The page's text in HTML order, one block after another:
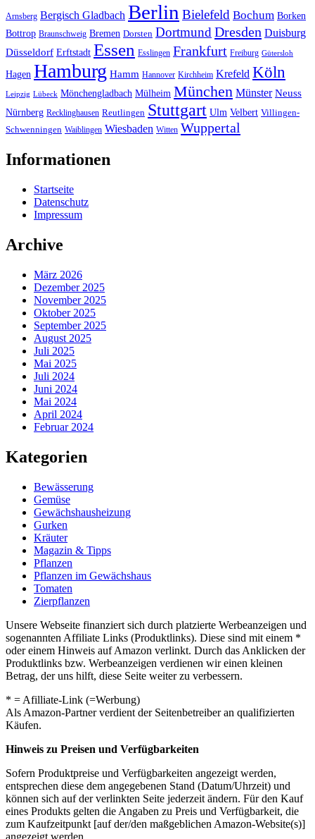
Arnsberg Bergisch Gladbach Berlin Bielefeld Bochum Borken
Bottrop Braunschweig Bremen Dorsten DortmundDresden Duisburg
Düsseldorf Erftstadt Essen Esslingen Frankfurt Freiburg Gütersloh
Hagen Hamburg Hamm Hannover Kirchheim Krefeld Köln
Leipzig Lübeck Mönchengladbach Mülheim München Münster Neuss
Nürnberg Recklinghausen Reutlingen Stuttgart Ulm Velbert Villingen-
Schwenningen Waiblingen Wiesbaden Witten Wuppertal
Informationen
Startseite
Datenschutz
Impressum
Archive
März 2026
Dezember 2025
November 2025
Oktober 2025
September 2025
August 2025
Juli 2025
Mai 2025
Juli 2024
Juni 2024
Mai 2024
April 2024
Februar 2024
Kategorien
Bewässerung
Gemüse
Gewächshausheizung
Gurken
Kräuter
Magazin & Tipps
Pflanzen
Pflanzen im Gewächshaus
Tomaten
Zierpflanzen
Unsere Webseite finanziert sich durch platzierte Werbeanzeigen und
sogenannten Affiliate Links (Produktlinks). Diese sind mit einem *
oder einem Hinweis auf Amazon verlinkt. Durch das Anklicken der
Produktlinks bzw. Werbeanzeigen verdienen wir einen kleinen
Betrag, der uns hilft, diese Seite weiter zu verbessern.
* = Afilliate-Link (=Werbung)
Als Amazon-Partner verdient der Seitenbetreiber an qualifizierten
Käufen.
Hinweis zu Preisen und Verfügbarkeiten
Sofern Produktpreise und Verfügbarkeiten angezeigt werden,
entsprechen diese dem angegebenen Stand (Datum/Uhrzeit) und
können sich auf der verlinkten Seite jederzeit ändern. Für den Kauf
eines Produkts gelten die Angaben zu Preis und Verfügbarkeit, die
zum Kaufzeitpunkt [auf der/den maßgeblichen Amazon-Website(s)]
angezeigt werden.